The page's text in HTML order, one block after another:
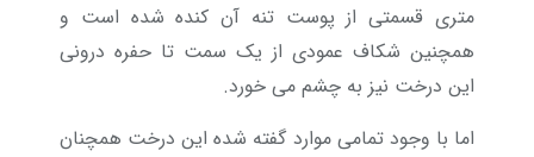
متری قسمتی از پوست تنه آن کنده شده است و
همچنین شکاف عمودی از یک سمت تا حفره درونی
این درخت نیز به چشم می خورد.
اما با وجود تمامی موارد گفته شده این درخت همچنان